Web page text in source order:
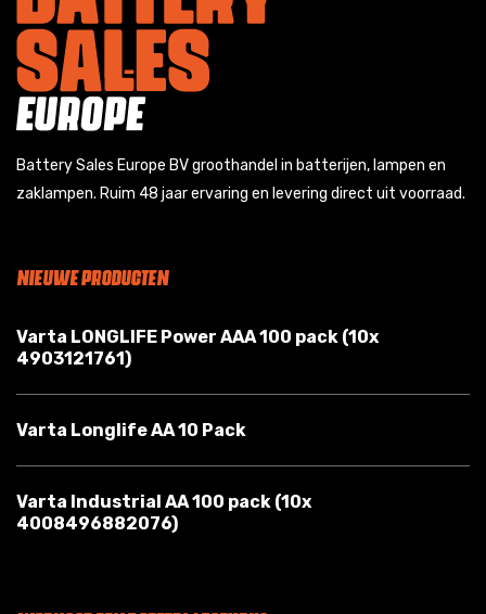
Battery Sales Europe BV groothandel in batterijen, lampen en
zaklampen. Ruim 48 jaar ervaring en levering direct uit voorraad.
NIEUWE PRODUCTEN
Varta LONGLIFE Power AAA 100 pack (10x
4903121761)
Varta Longlife AA 10 Pack
Varta Industrial AA 100 pack (10x
4008496882076)